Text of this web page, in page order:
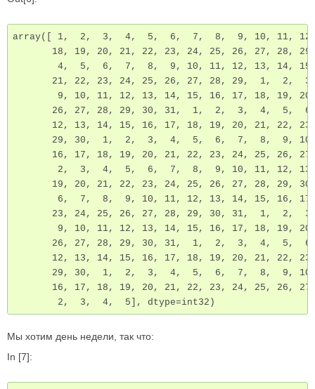
array([ 1,  2,  3,  4,  5,  6,  7,  8,  9, 10, 11, 12,
18, 19, 20, 21, 22, 23, 24, 25, 26, 27, 28,
4,  5,  6,  7,  8,  9, 10, 11, 12, 13, 14,
21, 22, 23, 24, 25, 26, 27, 28, 29,  1,  2,
9, 10, 11, 12, 13, 14, 15, 16, 17, 18, 19,
26, 27, 28, 29, 30, 31,  1,  2,  3,  4,  5,
12, 13, 14, 15, 16, 17, 18, 19, 20, 21, 22,
29, 30,  1,  2,  3,  4,  5,  6,  7,  8,  9,
16, 17, 18, 19, 20, 21, 22, 23, 24, 25, 26,
2,  3,  4,  5,  6,  7,  8,  9, 10, 11, 12,
19, 20, 21, 22, 23, 24, 25, 26, 27, 28, 29,
6,  7,  8,  9, 10, 11, 12, 13, 14, 15, 16,
23, 24, 25, 26, 27, 28, 29, 30, 31,  1,  2,
9, 10, 11, 12, 13, 14, 15, 16, 17, 18, 19,
26, 27, 28, 29, 30, 31,  1,  2,  3,  4,  5,
12, 13, 14, 15, 16, 17, 18, 19, 20, 21, 22,
29, 30,  1,  2,  3,  4,  5,  6,  7,  8,  9,
16, 17, 18, 19, 20, 21, 22, 23, 24, 25, 26,
        2,  3,  4,  5], dtype=int32)
Мы хотим день недели, так что:
In [7]: